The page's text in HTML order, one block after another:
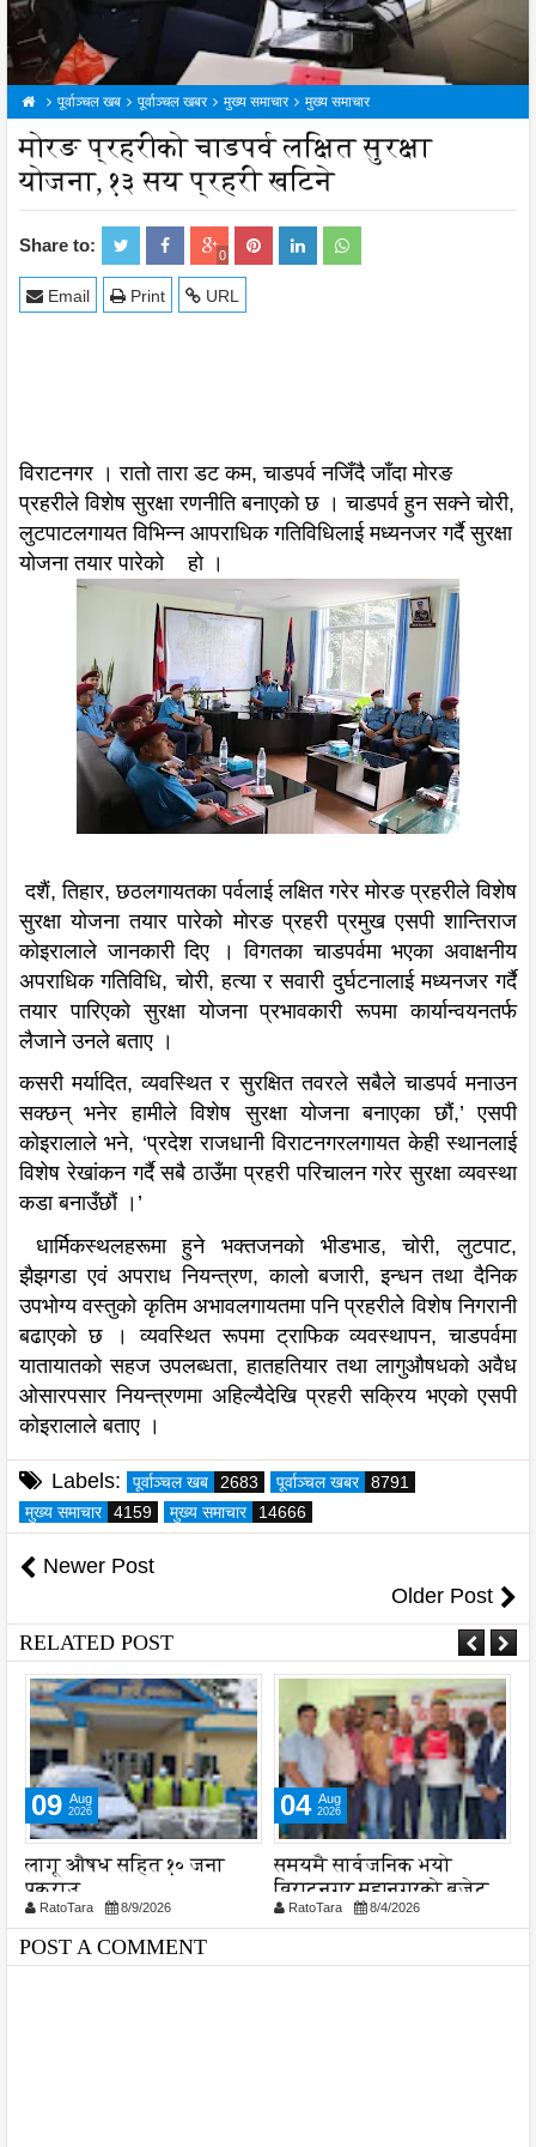
पूर्वाञ्चल खब पूर्वाञ्चल खबर मुख्य समाचार मुख्य समाचार
मोरङ प्रहरीको चाडपर्व लक्षित सुरक्षा
योजना, १३ सय प्रहरी खटिने
Share to: 0
URL
Print
Email
विराटनगर । रातो तारा डट कम, चाडपर्व नजिँदै जाँदा मोरङ
प्रहरीले विशेष सुरक्षा रणनीति बनाएको छ । चाडपर्व हुन सक्ने चोरी,
लुटपाटलगायत विभिन्न आपराधिक गतिविधिलाई मध्यनजर गर्दै सुरक्षा
योजना तयार पारेको हो ।
दशैं, तिहार, छठलगायतका पर्वलाई लक्षित गरेर मोरङ प्रहरीले विशेष
सुरक्षा योजना तयार पारेको मोरङ प्रहरी प्रमुख एसपी शान्तिराज
कोइरालाले जानकारी दिए । विगतका चाडपर्वमा भएका अवाक्षनीय
अपराधिक गतिविधि, चोरी, हत्या र सवारी दुर्घटनालाई मध्यनजर गर्दै
तयार पारिएको सुरक्षा योजना प्रभावकारी रूपमा कार्यान्वयनतर्फ
लैजाने उनले बताए ।
कसरी मर्यादित, व्यवस्थित र सुरक्षित तवरले सबैले चाडपर्व मनाउन
सक्छन् भनेर हामीले विशेष सुरक्षा योजना बनाएका छौं,’ एसपी
कोइरालाले भने, ‘प्रदेश राजधानी विराटनगरलगायत केही स्थानलाई
विशेष रेखांकन गर्दै सबै ठाउँमा प्रहरी परिचालन गरेर सुरक्षा व्यवस्था
कडा बनाउँछौं ।’
धार्मिकस्थलहरूमा हुने भक्तजनको भीडभाड, चोरी, लुटपाट,
झैझगडा एवं अपराध नियन्त्रण, कालो बजारी, इन्धन तथा दैनिक
उपभोग्य वस्तुको कृतिम अभावलगायतमा पनि प्रहरीले विशेष निगरानी
बढाएको छ । व्यवस्थित रूपमा ट्राफिक व्यवस्थापन, चाडपर्वमा
यातायातको सहज उपलब्धता, हातहतियार तथा लागुऔषधको अवैध
ओसारपसार नियन्त्रणमा अहिल्यैदेखि प्रहरी सक्रिय भएको एसपी
कोइरालाले बताए ।
Labels: पूर्वाञ्चल खब 2683 पूर्वाञ्चल खबर
8791
मुख्य समाचार
4159 मुख्य समाचार 14666
Newer Post
Older Post
RELATED POST
09 Aug
2026
लागू औषध सहित १० जना
पक्राउ
RatoTara 8/9/2026
04 Aug
2026
समयमै सार्वजनिक भयो
विराटनगर महानगरको बजेट
पुस्तिका, कार्यान्वयन प्रक्रिया
पनि सुरु
RatoTara 8/4/2026
POST A COMMENT